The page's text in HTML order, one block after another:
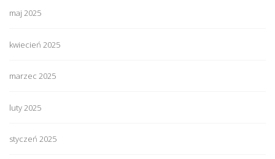
maj 2025
kwiecień 2025
marzec 2025
luty 2025
styczeń 2025